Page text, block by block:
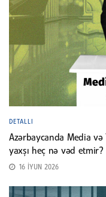
DETALLI
Azərbaycanda Media və
yaxşı heç nə vəd etmir?
16 İYUN 2026